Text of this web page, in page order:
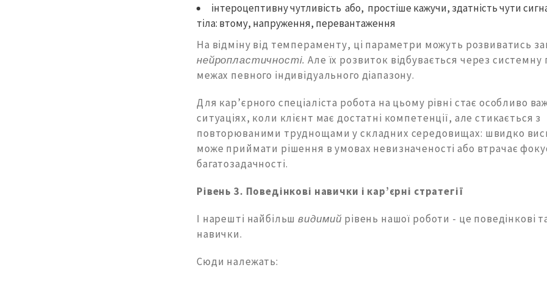
інтероцептивну чутливість або, простіше кажучи, здатність чути
тіла: втому, напруження, перевантаження
На відміну від темпераменту, ці параметри можуть розвиватись
нейропластичності. Але їх розвиток відбувається через системну
межах певного індивідуального діапазону.
Для кар’єрного спеціаліста робота на цьому рівні стає особливо
ситуаціях, коли клієнт має достатні компетенції, але стикається з
повторюваними труднощами у складних середовищах: швидко
може приймати рішення в умовах невизначеності або втрачає
багатозадачності.
Рівень 3. Поведінкові навички і кар’єрні стратегії
І нарешті найбільшвидимий рівень нашої роботи - це поведінкові
навички.
Сюди належать: